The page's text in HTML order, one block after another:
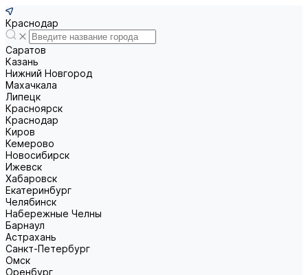
Краснодар
Саратов
Казань
Нижний Новгород
Махачкала
Липецк
Красноярск
Краснодар
Киров
Кемерово
Новосибирск
Ижевск
Хабаровск
Екатеринбург
Челябинск
Набережные Челны
Барнаул
Астрахань
Санкт-Петербург
Омск
Оренбург